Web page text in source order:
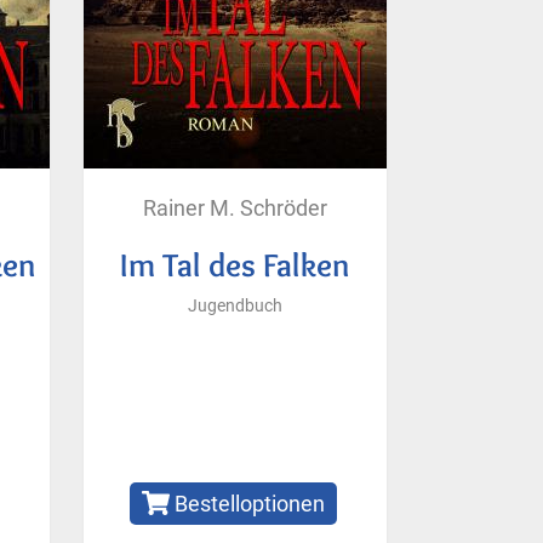
Rainer M. Schröder
Im Tal des Falken
Jugendbuch
Bestelloptionen